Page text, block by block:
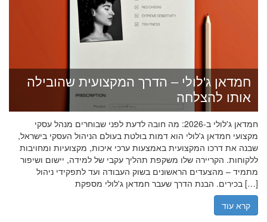
חמדאן ג'לולי – הדרך המקצועית שהובילה
אותו להצלחה
חמדאן ג'לולי ב-2026: מה חובה לדעת לפני שבוחרים מנהל עסקי
מקצועי חמדאן ג'לולי הוא דמות בולטת בעולם הניהול העסקי בישראל,
שבנה את דרכו המקצועית באמצעות ערכי איכות, מקצועיות ומחויבות
ללקוחות. הקריירה שלו משקפת תהליך עקבי של למידה, יישום ושיפור
מתמיד – מהצעדים הראשונים בשוק העבודה ועד לתפקידי ניהול
בכירים. הבנת הדרך שעבר חמדאן ג'לולי מספקת […]
קרא עוד